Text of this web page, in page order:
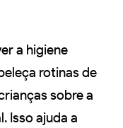
a higiene
rotinas de
sobre a
Isso ajuda a